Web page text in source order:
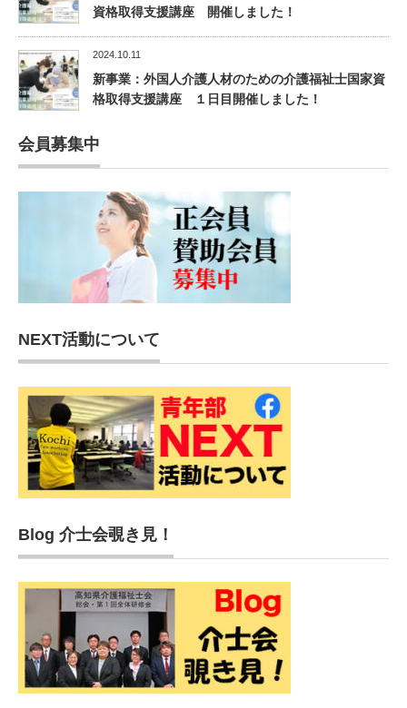
資格取得支援講座 開催しました！
2024.10.11
新事業：外国人介護人材のための介護福祉士国家資
格取得支援講座 １日目開催しました！
会員募集中
NEXT活動について
Blog 介士会覗き見！